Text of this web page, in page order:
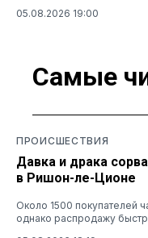
05.08.2026 19:00
Самые
ПРОИСШЕСТВИЯ
Давка и драка
в Ришон-ле-Ционе
Около 1500 покупателей
однако распродажу